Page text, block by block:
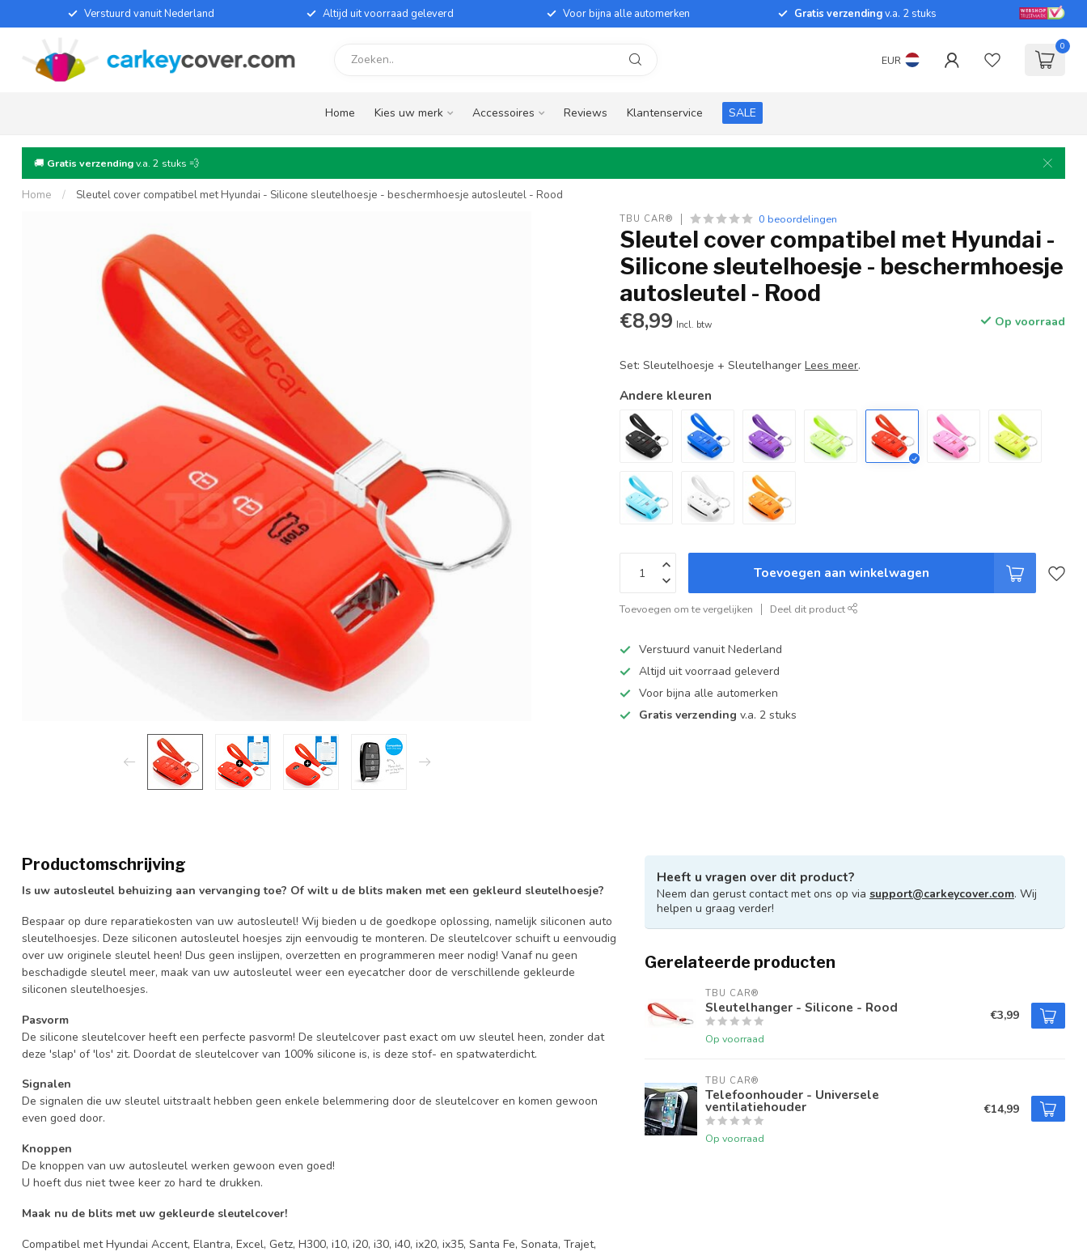
Verstuurd vanuit Nederland Altijd uit voorraad geleverd Voor bijna alle automerken Gratis verzendingv.a. 2 stuks
EUR
0
Home Kies uw merk Accessoires Reviews Klantenservice SALE
🚚 Gratis verzendingv.a. 2 stuks 💨
Home / Sleutel cover compatibel met Hyundai - Silicone sleutelhoesje - beschermhoesje autosleutel - Rood
TBU CAR® 0 beoordelingen
Sleutel cover compatibel met Hyundai -
Silicone sleutelhoesje - beschermhoesje
autosleutel - Rood
€8,99 Incl. btw Op voorraad
Set: Sleutelhoesje + SleutelhangerLees meer.
Andere kleuren
Toevoegen aan winkelwagen
Toevoegen om te vergelijken Deel dit product
Verstuurd vanuit Nederland
Altijd uit voorraad geleverd
Voor bijna alle automerken
Gratis verzending v.a. 2 stuks
Productomschrijving
Is uw autosleutel behuizing aan vervanging toe? Of wilt u de blits maken met een gekleurd sleutelhoesje?
Bespaar op dure reparatiekosten van uw autosleutel! Wij bieden u de goedkope oplossing, namelijk siliconen auto
sleutelhoesjes. Deze siliconen autosleutel hoesjes zijn eenvoudig te monteren. De sleutelcover schuift u eenvoudig
over uw originele sleutel heen! Dus geen inslijpen, overzetten en programmeren meer nodig! Vanaf nu geen
beschadigde sleutel meer, maak van uw autosleutel weer een eyecatcher door de verschillende gekleurde
siliconen sleutelhoesjes.
Pasvorm
De silicone sleutelcover heeft een perfecte pasvorm! De sleutelcover past exact om uw sleutel heen, zonder dat
deze 'slap' of 'los' zit. Doordat de sleutelcover van 100% silicone is, is deze stof- en spatwaterdicht.
Signalen
De signalen die uw sleutel uitstraalt hebben geen enkele belemmering door de sleutelcover en komen gewoon
even goed door.
Knoppen
De knoppen van uw autosleutel werken gewoon even goed!
U hoeft dus niet twee keer zo hard te drukken.
Maak nu de blits met uw gekleurde sleutelcover!
Compatibel met Hyundai Accent, Elantra, Excel, Getz, H300, i10, i20, i30, i40, ix20, ix35, Santa Fe, Sonata, Trajet,
Heeft u vragen over dit product?
Neem dan gerust contact met ons op via support@carkeycover.com. Wij
helpen u graag verder!
Gerelateerde producten
TBU CAR®
Sleutelhanger - Silicone - Rood
Op voorraad
€3,99
TBU CAR®
Telefoonhouder - Universele
ventilatiehouder
Op voorraad
€14,99